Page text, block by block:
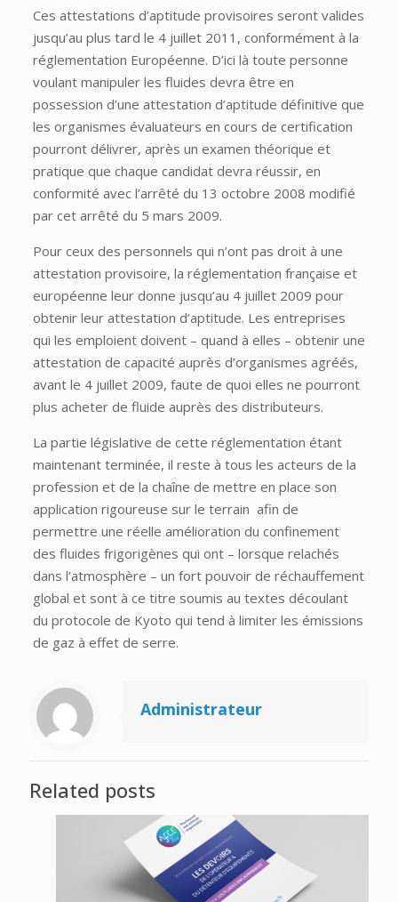
Ces attestations d’aptitude provisoires seront valides
jusqu’au plus tard le 4 juillet 2011, conformément à la
réglementation Européenne. D’ici là toute personne
voulant manipuler les fluides devra être en
possession d’une attestation d’aptitude définitive que
les organismes évaluateurs en cours de certification
pourront délivrer, après un examen théorique et
pratique que chaque candidat devra réussir, en
conformité avec l’arrêté du 13 octobre 2008 modifié
par cet arrêté du 5 mars 2009.
Pour ceux des personnels qui n’ont pas droit à une
attestation provisoire, la réglementation française et
européenne leur donne jusqu’au 4 juillet 2009 pour
obtenir leur attestation d’aptitude. Les entreprises
qui les emploient doivent – quand à elles – obtenir une
attestation de capacité auprès d’organismes agréés,
avant le 4 juillet 2009, faute de quoi elles ne pourront
plus acheter de fluide auprès des distributeurs.
La partie législative de cette réglementation étant
maintenant terminée, il reste à tous les acteurs de la
profession et de la chaîne de mettre en place son
application rigoureuse sur le terrain afin de
permettre une réelle amélioration du confinement
des fluides frigorigènes qui ont – lorsque relachés
dans l’atmosphère – un fort pouvoir de réchauffement
global et sont à ce titre soumis au textes découlant
du protocole de Kyoto qui tend à limiter les émissions
de gaz à effet de serre.
Administrateur
Related posts